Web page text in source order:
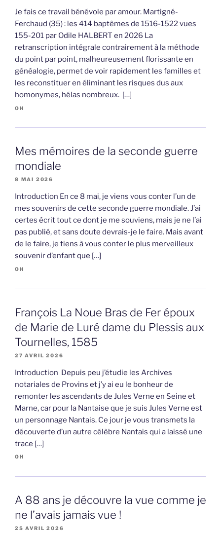
Je fais ce travail bénévole par amour. Martigné-
Ferchaud (35) : les 414 baptêmes de 1516-1522 vues
155-201 par Odile HALBERT en 2026 La
retranscription intégrale contrairement à la méthode
du point par point, malheureusement florissante en
généalogie, permet de voir rapidement les familles et
les reconstituer en éliminant les risques dus aux
homonymes, hélas nombreux. […]
OH
Mes mémoires de la seconde guerre
mondiale
8 MAI 2026
Introduction En ce 8 mai, je viens vous conter l’un de
mes souvenirs de cette seconde guerre mondiale. J’ai
certes écrit tout ce dont je me souviens, mais je ne l’ai
pas publié, et sans doute devrais-je le faire. Mais avant
de le faire, je tiens à vous conter le plus merveilleux
souvenir d’enfant que […]
OH
François La Noue Bras de Fer époux
de Marie de Luré dame du Plessis aux
Tournelles, 1585
27 AVRIL 2026
Introduction Depuis peu j’étudie les Archives
notariales de Provins et j’y ai eu le bonheur de
remonter les ascendants de Jules Verne en Seine et
Marne, car pour la Nantaise que je suis Jules Verne est
un personnage Nantais. Ce jour je vous transmets la
découverte d’un autre célèbre Nantais qui a laissé une
trace […]
OH
A 88 ans je découvre la vue comme je
ne l’avais jamais vue !
25 AVRIL 2026